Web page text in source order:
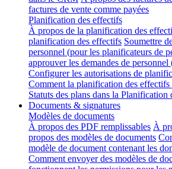
factures de vente comme payées
Planification des effectifs
À propos de la planification des
planification des effectifs Soumettre
personnel (pour les planificateurs de
approuver les demandes de
Configurer les autorisations de
Comment la planification des effectifs
Statuts des plans dans la Planification
Documents & signatures
Modèles de documents
À propos des PDF remplissables À
propos des modèles de documents
modèle de document contenant les
Comment envoyer des modèles de